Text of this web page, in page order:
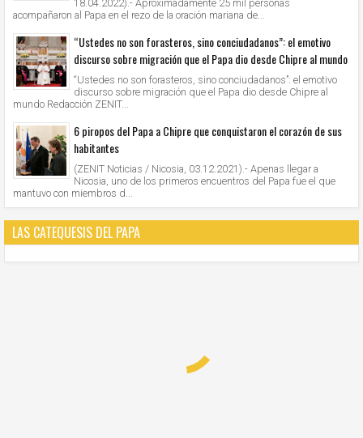
18.04.2022).- Aproximadamente 25 mil personas
acompañaron al Papa en el rezo de la oración mariana de...
“Ustedes no son forasteros, sino conciudadanos”: el emotivo
discurso sobre migración que el Papa dio desde Chipre al mundo
“Ustedes no son forasteros, sino conciudadanos”: el emotivo
discurso sobre migración que el Papa dio desde Chipre al
mundo Redacción ZENIT...
6 piropos del Papa a Chipre que conquistaron el corazón de sus
habitantes
(ZENIT Noticias / Nicosia, 03.12.2021).- Apenas llegar a
Nicosia, uno de los primeros encuentros del Papa fue el que
mantuvo con miembros d...
LAS CATEQUESIS DEL PAPA